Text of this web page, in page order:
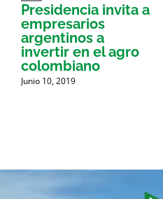
Presidencia invita a
empresarios
argentinos a
invertir en el agro
colombiano
Junio 10, 2019